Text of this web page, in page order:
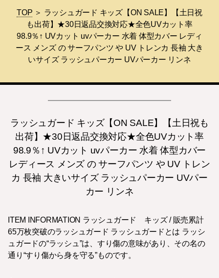
TOP ＞ ラッシュガード キッズ【ON SALE】【土日祝
も出荷】★30日返品交換対応★全色UVカット率
98.9％↑ UVカット uvパーカー 水着 体型カバー レディ
ース メンズ の サーフパンツ や UV トレンカ 長袖 大き
いサイズ ラッシュパーカー UVパーカー リンネ
ラッシュガード キッズ【ON SALE】【土日祝も
出荷】★30日返品交換対応★全色UVカット率
98.9％↑ UVカット uvパーカー 水着 体型カバー
レディース メンズ の サーフパンツ や UV トレン
カ 長袖 大きいサイズ ラッシュパーカー UVパー
カー リンネ
ITEM INFORMATION ラッシュガード キッズ / 販売累計
65万枚突破のラッシュガード ラッシュガードとは ラッシ
ュガードの“ラッシュ”は、すり傷の意味があり、その名の
通り“すり傷から身を守る”ものです。